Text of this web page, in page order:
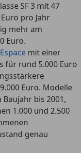
SF 3 mit 47
pro Jahr
mehr am
Euro.
mit einer
für rund 5.000 Euro
Euro. Modelle
bis 2001,
1.000 und 2.500
genau